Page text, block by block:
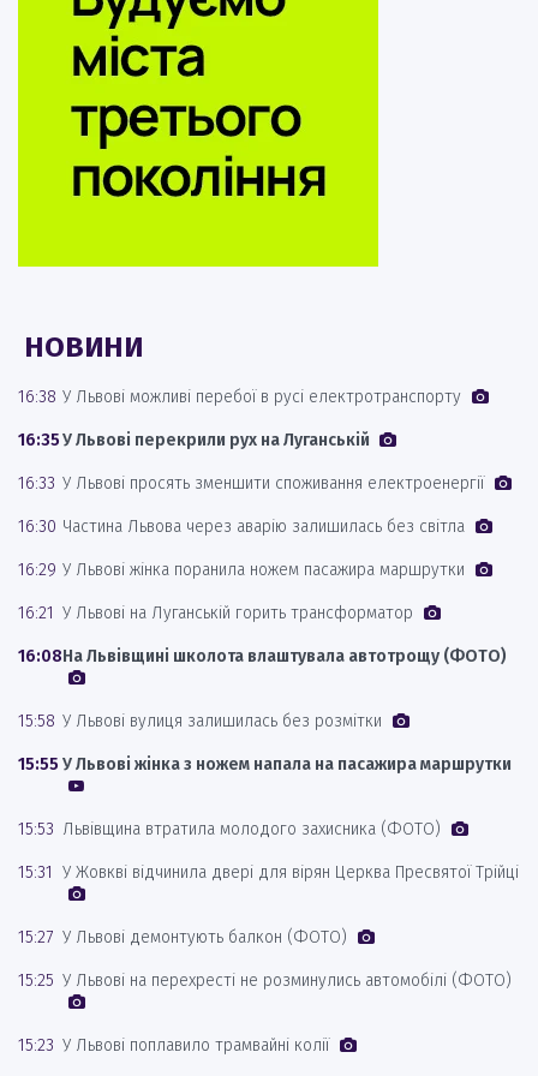
НОВИНИ
16:38 У Львові можливі перебої в русі електротранспорту
16:35У Львові перекрили рух на Луганській
16:33 У Львові просять зменшити споживання електроенергії
16:30 Частина Львова через аварію залишилась без світла
16:29 У Львові жінка поранила ножем пасажира маршрутки
16:21 У Львові на Луганській горить трансформатор
16:08На Львівщині школота влаштувала автотрощу (ФОТО)
15:58 У Львові вулиця залишилась без розмітки
15:55 У Львові жінка з ножем напала на пасажира маршрутки
15:53 Львівщина втратила молодого захисника (ФОТО)
15:31 У Жовкві відчинила двері для вірян Церква Пресвятої Трійці
15:27 У Львові демонтують балкон (ФОТО)
15:25 У Львові на перехресті не розминулись автомобілі (ФОТО)
15:23 У Львові поплавило трамвайні колії